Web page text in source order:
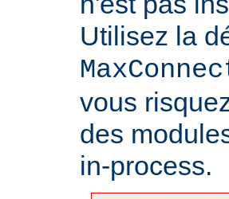
Utilisez la
vous
des
in-process.